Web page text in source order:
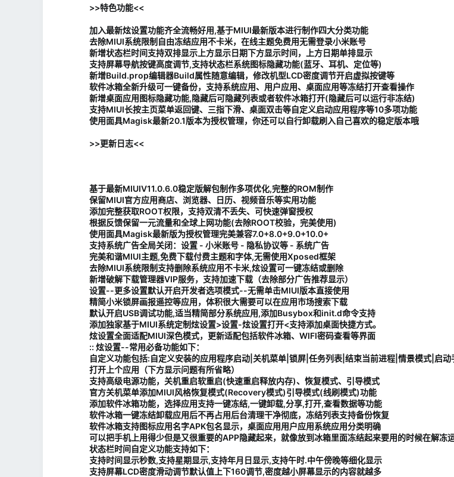
>>特色功能<<
加入最新炫设置功能齐全流畅好用,基于MIUI最新版本进行制作四大分类功能
去除MIUI系统限制自由冻结应用不卡米，在线主题免费用无需登录小米账号
新增状态栏时间支持双排显示上方显示日期下方显示时间，上方日期单排显示
支持屏幕导航按键高度调节,支持状态栏系统图标隐藏功能(蓝牙、耳机、定位等)
新增Build.prop编辑器Build属性随意编辑，修改机型LCD密度调节开启虚拟按键等
软件冰箱全新升级可一键备份，支持系统应用、用户应用、桌面应用等冻结打开查看操作
新增桌面应用图标隐藏功能,隐藏后可隐藏列表或者软件冰箱打开(隐藏后可以运行非冻结)
支持MIUI长按主页菜单返回键、三指下滑、桌面双击等自定义启动应用程序等10多项功能
使用面具Magisk最新20.1版本为授权管理，你还可以自行卸载刷入自己喜欢的稳定版本哦
>>更新日志<<
基于最新MIUIV11.0.6.0稳定版解包制作多项优化,完整的ROM制作
保留MIUI官方应用商店、浏览器、日历、视频音乐等实用功能
添加完整获取ROOT权限，支持双清不丢失、可快速弹窗授权
根据反馈保留一元流量和全球上网功能(去除ROOT校验，完美使用)
使用面具Magisk最新版为授权管理完美兼容7.0+8.0+9.0+10.0+
支持系统广告全局关闭：设置 - 小米账号 - 隐私协议等 - 系统广告
完美和谐MIUI主题,免费下载付费主题和字体,无需使用Xposed框架
去除MIUI系统限制支持删除系统应用不卡米,炫设置可一键冻结或删除
新增破解下载管理器VIP服务，支持加速下载（去除部分广告推荐显示）
设置--更多设置默认开启开发者选项模式--无需单击MIUI版本直接使用
精简小米锁屏画报遥控等应用，体积很大需要可以在应用市场搜索下载
默认开启USB调试功能,适当精简部分系统应用,添加Busybox和init.d命令支持
添加独家基于MIUI系统定制炫设置>设置-炫设置打开<支持添加桌面快捷方式。
炫设置全面适配MIUI深色模式，更新适配包括软件冰箱、WIFI密码查看等界面
:: 炫设置--常用必备功能如下：
自定义功能包括:自定义安装的应用程序启动|关机菜单|锁屏|任务列表|结束当前进程|情景模式|启
打开上个应用（下方显示问题有所省略）
支持高级电源功能，关机重启软重启(快速重启释放内存)、恢复模式、引导模式
官方关机菜单添加MIUI风格恢复模式(Recovery模式)引导模式(线刷模式)功能
添加软件冰箱功能，选择应用支持一键冻结,一键卸载,分享,打开,查看数据等功能
软件冰箱一键冻结卸载应用后不再占用后台清理干净彻底，冻结列表支持备份恢复
软件冰箱支持图标应用名字APK包名显示，桌面应用用户应用系统应用分类明确
可以把手机上用得少但是又很重要的APP隐藏起来，就像放到冰箱里面冻结起来要用的时候在解冻
状态栏时间自定义功能支持如下：
支持时间显示秒数,支持星期显示,支持年月日显示,支持午时.中午傍晚等细化显示
支持屏幕LCD密度滑动调节默认值上下160调节,密度越小屏幕显示的内容就越多